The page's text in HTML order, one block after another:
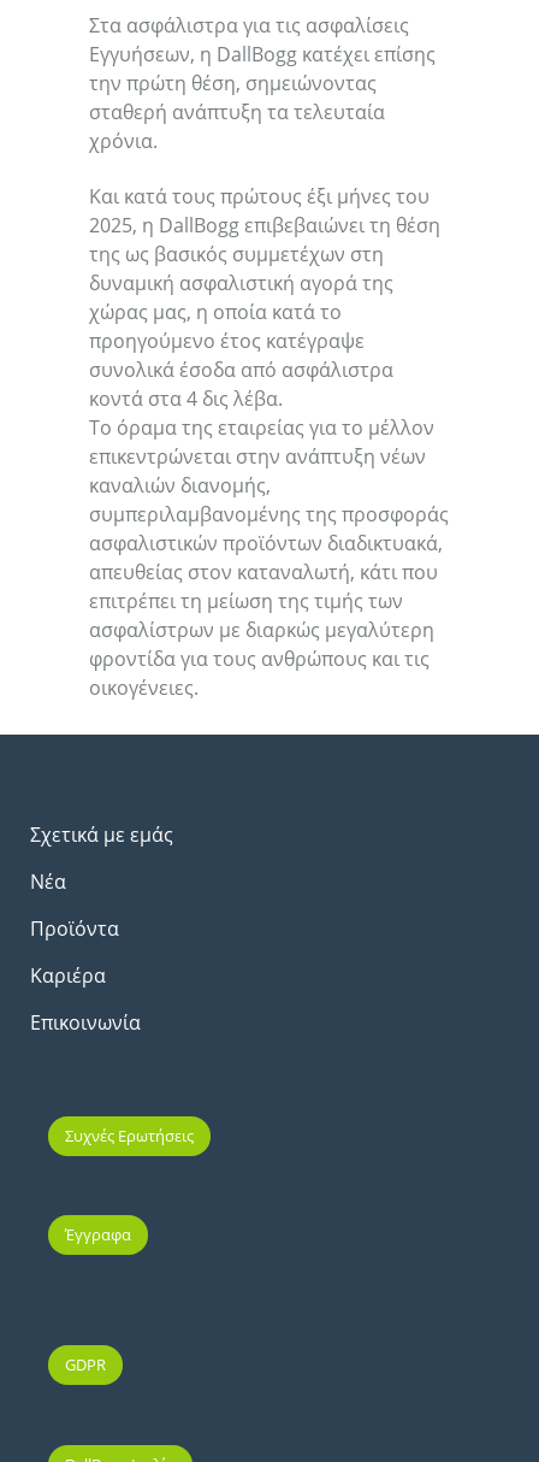
Στα ασφάλιστρα για τις ασφαλίσεις
Εγγυήσεων, η DallBogg κατέχει επίσης
την πρώτη θέση, σημειώνοντας
σταθερή ανάπτυξη τα τελευταία
χρόνια.
Και κατά τους πρώτους έξι μήνες του
2025, η DallBogg επιβεβαιώνει τη θέση
της ως βασικός συμμετέχων στη
δυναμική ασφαλιστική αγορά της
χώρας μας, η οποία κατά το
προηγούμενο έτος κατέγραψε
συνολικά έσοδα από ασφάλιστρα
κοντά στα 4 δις λέβα.
Το όραμα της εταιρείας για το μέλλον
επικεντρώνεται στην ανάπτυξη νέων
καναλιών διανομής,
συμπεριλαμβανομένης της προσφοράς
ασφαλιστικών προϊόντων διαδικτυακά,
απευθείας στον καταναλωτή, κάτι που
επιτρέπει τη μείωση της τιμής των
ασφαλίστρων με διαρκώς μεγαλύτερη
φροντίδα για τους ανθρώπους και τις
οικογένειες.
Σχετικά με εμάς
Νέα
Προϊόντα
Καριέρα
Επικοινωνία
Συχνές Ερωτήσεις
Έγγραφα
GDPR